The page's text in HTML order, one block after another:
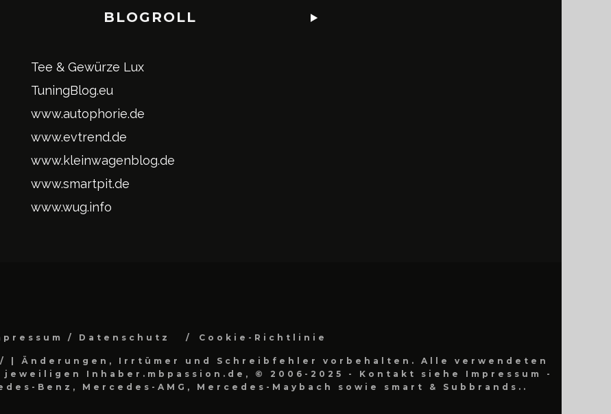
BLOGROLL
Tee & Gewürze Lux
TuningBlog.eu
www.autophorie.de
www.evtrend.de
www.kleinwagenblog.de
www.smartpit.de
www.wug.info
/ Datenschutz Cookie-Richtlinie
| Änderungen, Irrtümer und Schreibfehler vorbehalten. Alle verwendeten
Inhaber.mbpassion.de, © 2006-2025 - Kontakt siehe Impressum -
Benz, Mercedes-AMG, Mercedes-Maybach sowie smart & Subbrands..